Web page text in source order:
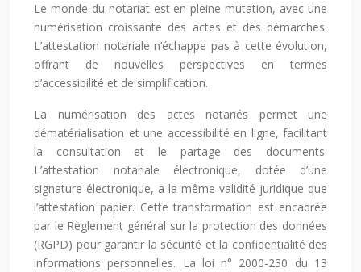
Le monde du notariat est en pleine mutation, avec une
numérisation croissante des actes et des démarches.
L’attestation notariale n’échappe pas à cette évolution,
offrant de nouvelles perspectives en termes
d’accessibilité et de simplification.
La numérisation des actes notariés permet une
dématérialisation et une accessibilité en ligne, facilitant
la consultation et le partage des documents.
L’attestation notariale électronique, dotée d’une
signature électronique, a la même validité juridique que
l’attestation papier. Cette transformation est encadrée
par le Règlement général sur la protection des données
(RGPD) pour garantir la sécurité et la confidentialité des
informations personnelles. La loi n° 2000-230 du 13